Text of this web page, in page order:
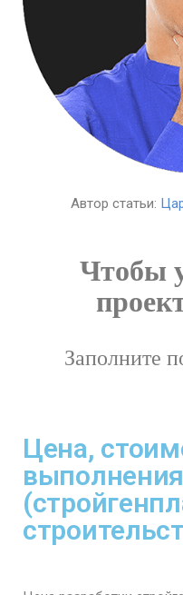
Автор статьи:
Чтобы
Заполните
Цена,